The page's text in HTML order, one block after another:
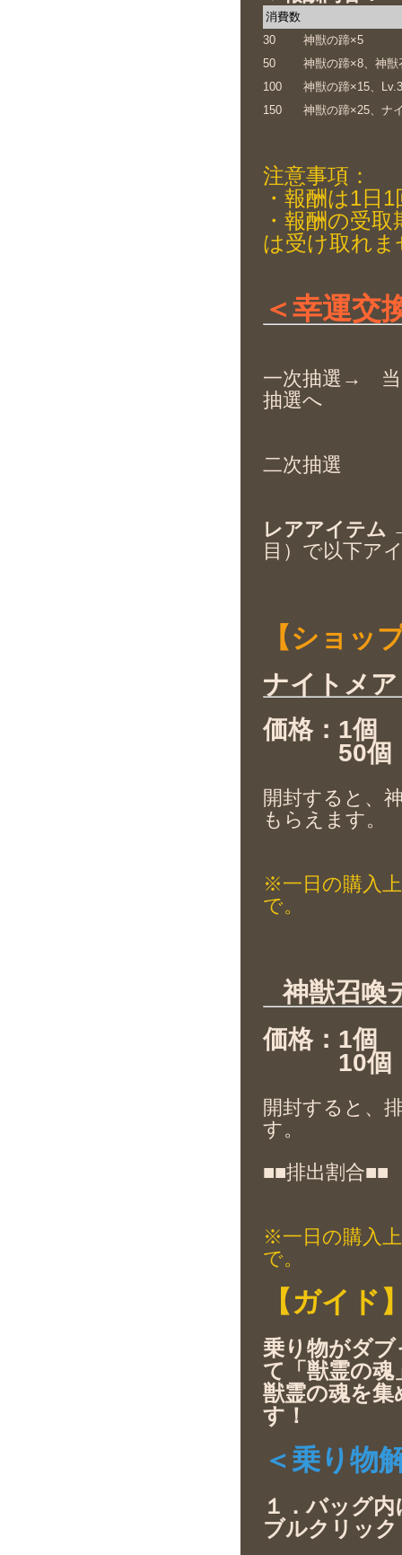
消費数
30
神獣の蹄×5
50
神獣の蹄×8、神獣
100
神獣の蹄×15、
150
神獣の蹄×25、ナ
注意事項：
・報酬は1日
・報酬の受
は受け取れま
＜幸運交
一次抽選→ 当
抽選へ
二次抽選
レアアイテム
目）で以下ア
【ショッ
ナイトメ
価格：1
50個
開封すると、
もらえます。
※一日の購入
で。
神獣召喚
価格：1
10個
開封すると、
す。
■■排出割合■■
※一日の購入
で。
【ガイド
乗り物がダ
て「獣霊の
獣霊の魂を
す！
＜乗り物
１．バッグ
ブルクリッ